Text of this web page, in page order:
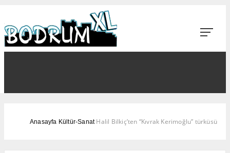
Anasayfa Kültür-Sanat Halil Bilkiç’ten “Kıvrak Kerimoğlu” türküsü